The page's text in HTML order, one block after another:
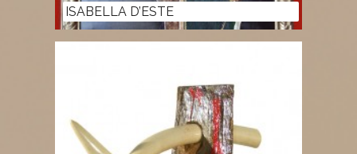
ISABELLA D’ESTE